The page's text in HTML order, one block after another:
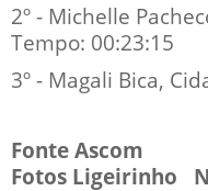
2º - Michelle
Tempo: 00:23:15
3º - Magali Bica,
Fonte Ascom
Fotos Ligeirinho